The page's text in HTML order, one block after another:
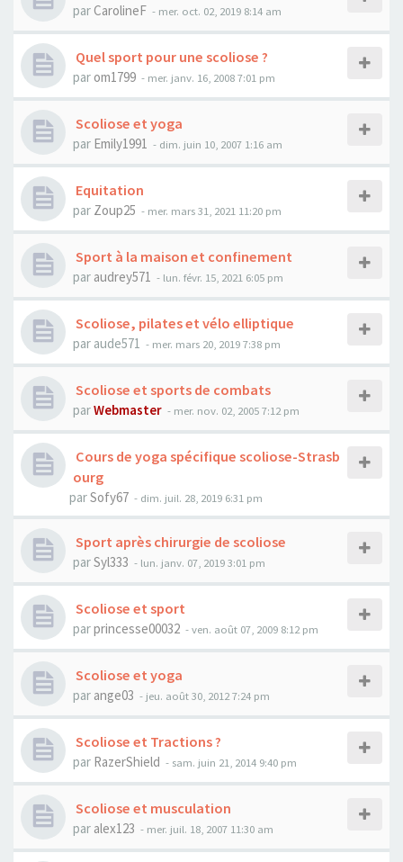
par CarolineF - mer. oct. 02, 2019 8:14 am
Quel sport pour une scoliose ?
par om1799 - mer. janv. 16, 2008 7:01 pm
Scoliose et yoga
par Emily1991 - dim. juin 10, 2007 1:16 am
Equitation
par Zoup25 - mer. mars 31, 2021 11:20 pm
Sport à la maison et confinement
par audrey571 - lun. févr. 15, 2021 6:05 pm
Scoliose, pilates et vélo elliptique
par aude571 - mer. mars 20, 2019 7:38 pm
Scoliose et sports de combats
parWebmaster - mer. nov. 02, 2005 7:12 pm
Cours de yoga spécifique scoliose-Strasb
ourg
parSofy67 - dim. juil. 28, 2019 6:31 pm
Sport après chirurgie de scoliose
parSyl333 - lun. janv. 07, 2019 3:01 pm
Scoliose et sport
parprincesse00032 - ven. août 07, 2009 8:12 pm
Scoliose et yoga
par ange03 - jeu. août 30, 2012 7:24 pm
Scoliose et Tractions ?
par RazerShield - sam. juin 21, 2014 9:40 pm
Scoliose et musculation
par alex123 - mer. juil. 18, 2007 11:30 am